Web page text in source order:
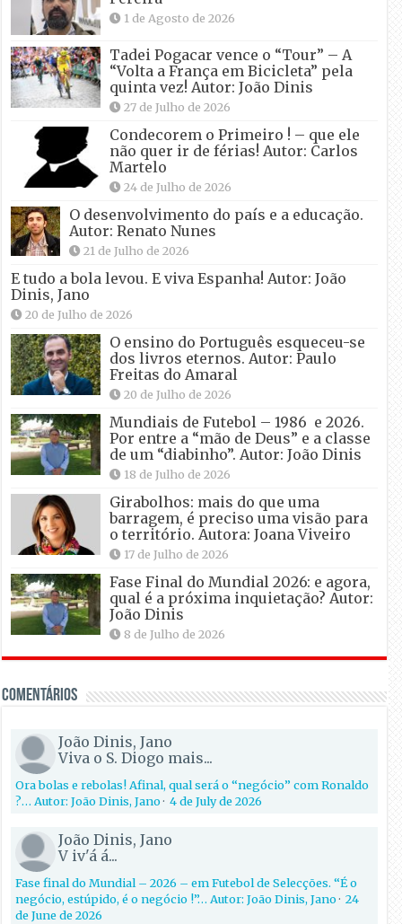
1 de Agosto de 2026
Tadei Pogacar vence o “Tour” – A
“Volta a França em Bicicleta” pela
quinta vez! Autor: João Dinis
27 de Julho de 2026
Condecorem o Primeiro ! – que ele
não quer ir de férias! Autor: Carlos
Martelo
24 de Julho de 2026
O desenvolvimento do país e a educação.
Autor: Renato Nunes
21 de Julho de 2026
E tudo a bola levou. E viva Espanha! Autor: João
Dinis, Jano
20 de Julho de 2026
O ensino do Português esqueceu-se
dos livros eternos. Autor: Paulo
Freitas do Amaral
20 de Julho de 2026
Mundiais de Futebol – 1986 e 2026.
Por entre a “mão de Deus” e a classe
de um “diabinho”. Autor: João Dinis
18 de Julho de 2026
Girabolhos: mais do que uma
barragem, é preciso uma visão para
o território. Autora: Joana Viveiro
17 de Julho de 2026
Fase Final do Mundial 2026: e agora,
qual é a próxima inquietação? Autor:
João Dinis
8 de Julho de 2026
Comentários
João Dinis, Jano
Viva o S. Diogo mais...
Ora bolas e rebolas! Afinal, qual será o “negócio” com Ronaldo
?… Autor: João Dinis, Jano·4 de July de 2026
João Dinis, Jano
V iv'á á...
Fase final do Mundial – 2026 – em Futebol de Selecções. “É o
negócio, estúpido, é o negócio !”… Autor: João Dinis, Jano·24
de June de 2026